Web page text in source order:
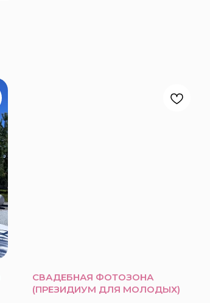
СВАДЕБНАЯ ФОТОЗОНА
(ПРЕЗИДИУМ ДЛЯ МОЛОДЫХ)